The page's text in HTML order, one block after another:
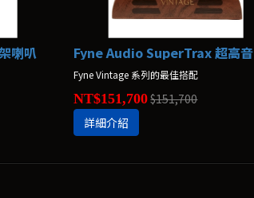
喇叭 Fyne Audio SuperTrax 超高音
Fyne Vintage 系列的最佳搭配
NT$151,700$151,700
詳細介紹